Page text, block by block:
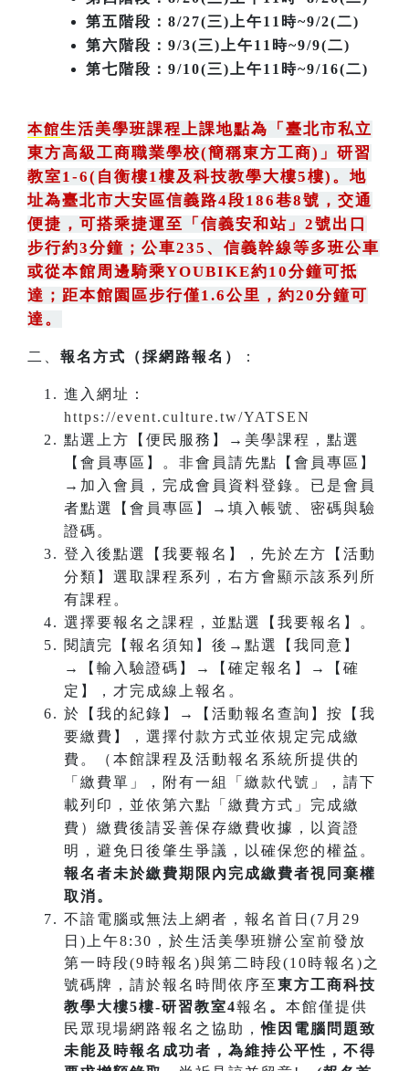
第五階段：8/27(三)上午11時~9/2(二)
第六階段：9/3(三)上午11時~9/9(二)
第七階段：9/10(三)上午11時~9/16(二)
本館生活美學班課程上課地點為 「 臺北市私立
東方高級工商職業學校(簡稱東方工商) 」 研習
教室1-6(自衡樓1樓及科技教學大樓5樓)。地
址為臺北市大安區信義路4段186巷8號 ， 交通
便捷，可搭乘捷運至「信義安和站」2號出口
步行約3分鐘 ； 公車235 、 信義幹線等多班公車
或從本館周邊騎乘YOUBIKE約10分鐘可抵
達；距本館園區步行僅1.6公里，約20分鐘可
達。
二、 報名方式（採網路報名） ：
進入網址：
https://event.culture.tw/YATSEN
點選上方【便民服務】→美學課程，點選
【會員專區】。非會員請先點【會員專區】
→加入會員，完成會員資料登錄。已是會員
者點選【會員專區】→填入帳號、密碼與驗
證碼。
登入後點選【我要報名】，先於左方【活動
分類】選取課程系列，右方會顯示該系列所
有課程。
選擇要報名之課程，並點選【我要報名】。
閱讀完【報名須知】後→點選【我同意】
→【輸入驗證碼】→【確定報名】→【確
定】，才完成線上報名。
於【我的紀錄】→【活動報名查詢】按【我
要繳費】，選擇付款方式並依規定完成繳
費。（本館課程及活動報名系統所提供的
「繳費單」，附有一組「繳款代號」，請下
載列印，並依第六點「繳費方式」完成繳
費）繳費後請妥善保存繳費收據，以資證
明，避免日後肇生爭議，以確保您的權益。
報名者未於繳費期限內完成繳費者視同棄權
取消。
不諳電腦或無法上網者，報名首日(7月29
日)上午8:30，於生活美學班辦公室前發放
第一時段(9時報名)與第二時段(10時報名)之
號碼牌，請於報名時間依序至東方工商科技
教學大樓5樓-研習教室4報名 。 本館僅提供
民眾現場網路報名之協助，惟因電腦問題致
未能及時報名成功者，為維持公平性，不得